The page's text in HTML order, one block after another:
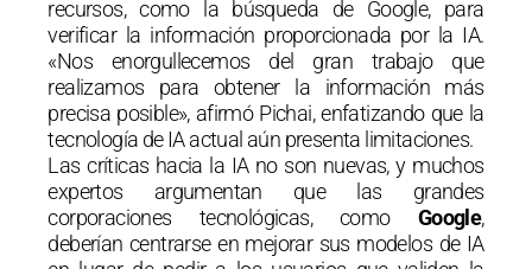
recursos, como la búsqueda de Google, para
verificar la información proporcionada por la IA.
«Nos enorgullecemos del gran trabajo que
realizamos para obtener la información más
precisa posible», afirmó Pichai, enfatizando que la
tecnología de IA actual aún presenta limitaciones.
Las críticas hacia la IA no son nuevas, y muchos
expertos argumentan que las grandes
corporaciones tecnológicas, como Google,
deberían centrarse en mejorar sus modelos de IA